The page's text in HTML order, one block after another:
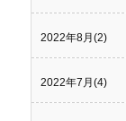
2022年8月(2)
2022年7月(4)